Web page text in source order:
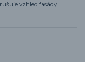
vzhled fasády.